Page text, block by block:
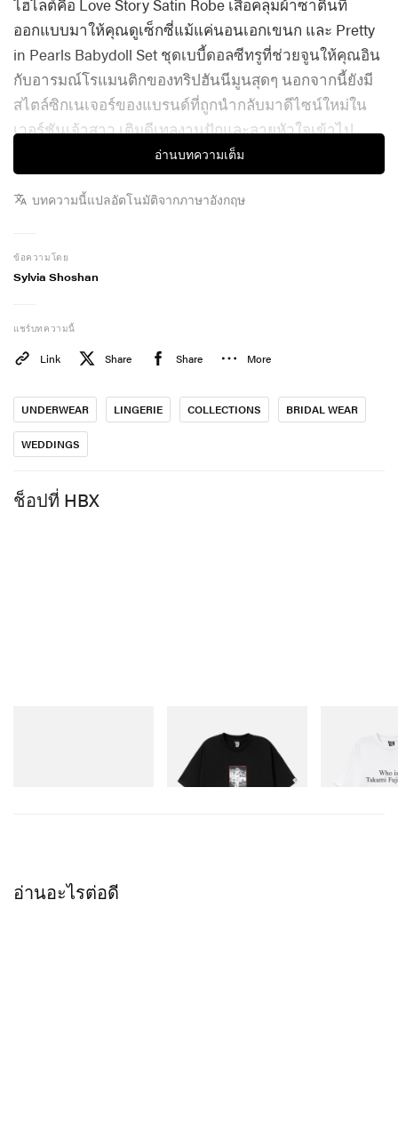
ออกแบบมาให้คุณดูเซ็กซี่แม้แค่นอนเอกเขนก และ Pretty
in Pearls Babydoll Set ชุดเบบี้ดอลซีทรูที่ช่วยจูนให้คุณอิน
กับอารมณ์โรแมนติกของทริปฮันนีมูนสุดๆ นอกจากนี้ยังมี
สไตล์ซิกเนเจอร์ของแบรนด์ที่ถูกนำกลับมาดีไซน์ใหม่ใน
เวอร์ชันเจ้าสาว เติมดีเทลงานปักและลายหัวใจเข้าไป
โทนสีหลักของคอลเล็กชันมาในเฉดขาวนุ่มละมุนและฟ้า
กริบในทุกมุมมอง ดีไซน์ถูกออกแบบโดยคำนึงถึงการใช้
แค่ครั้งเดียว แต่มันคือชุดที่คุณจะใช้ชีวิตอยู่ในนั้นตลอด
The Honeydew Bridal Collection เตรียมเปิดตัวในช่วงต้น
เดือนพฤษภาคมนี้ แวะไปที่
อ่านบทความเต็ม
บทความนี้แปลอัตโนมัติจากภาษาอังกฤษ
ข้อความโดย
Sylvia Shoshan
แชร์บทความนี้
Link Share Share More
UNDERWEAR LINGERIE COLLECTIONS BRIDAL WEAR
WEDDINGS
ช็อปที่ HBX
Billionaire Boys Club X
Initial D Cotton T-Shirt 1
ช็อปเลย
Billionaire
Initial D
อ่านอะไรต่อดี